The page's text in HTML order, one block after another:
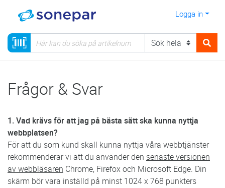
Logga in
Frågor & Svar
1. Vad krävs för att jag på bästa sätt ska kunna nyttja
webbplatsen?
För att du som kund skall kunna nyttja våra webbtjänster
rekommenderar vi att du använder den senaste versionen
av webbläsaren Chrome, Firefox och Microsoft Edge. Din
skärm bör vara inställd på minst 1024 x 768 punkters